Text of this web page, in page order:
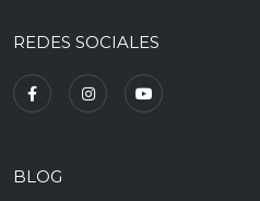
REDES SOCIALES
BLOG